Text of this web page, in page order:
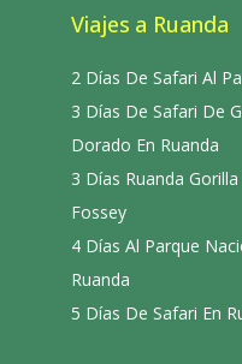
Viajes a Ruanda
2 Días De Safari Al
3 Días De Safari De
Dorado En Ruanda
3 Días Ruanda
Fossey
4 Días Al Parque
Ruanda
5 Días De Safari En